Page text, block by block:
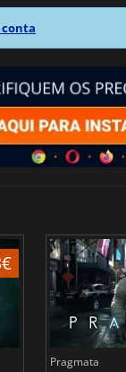
conta
€
Pragmata